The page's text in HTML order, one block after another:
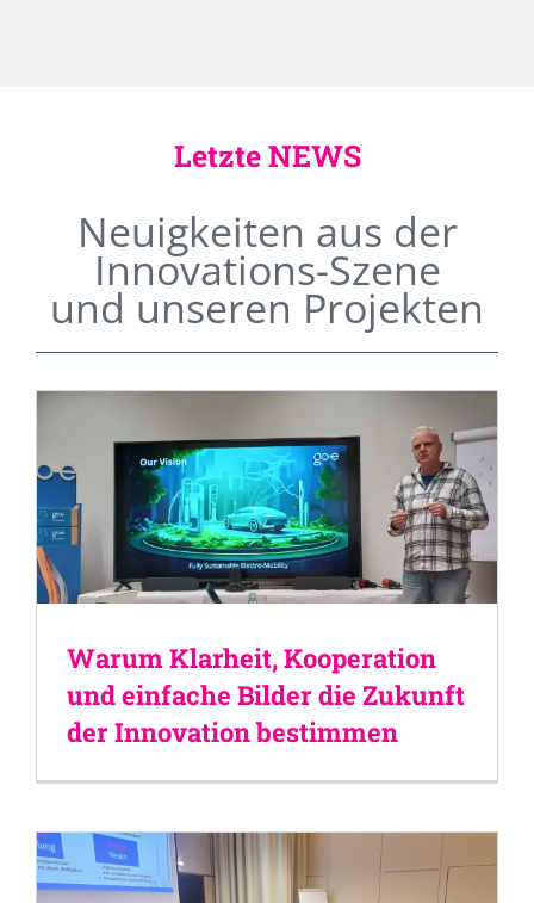
Letzte NEWS
Neuigkeiten aus der
Innovations-Szene
und unseren Projekten
Warum Klarheit, Kooperation
und einfache Bilder die Zukunft
der Innovation bestimmen